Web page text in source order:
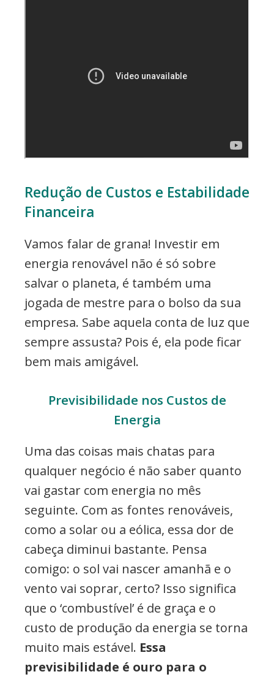
Redução de Custos e Estabilidade
Financeira
Vamos falar de grana! Investir em
energia renovável não é só sobre
salvar o planeta, é também uma
jogada de mestre para o bolso da sua
empresa. Sabe aquela conta de luz que
sempre assusta? Pois é, ela pode ficar
bem mais amigável.
Previsibilidade nos Custos de
Energia
Uma das coisas mais chatas para
qualquer negócio é não saber quanto
vai gastar com energia no mês
seguinte. Com as fontes renováveis,
como a solar ou a eólica, essa dor de
cabeça diminui bastante. Pensa
comigo: o sol vai nascer amanhã e o
vento vai soprar, certo? Isso significa
que o ‘combustível’ é de graça e o
custo de produção da energia se torna
muito mais estável. Essa
previsibilidade é ouro para o